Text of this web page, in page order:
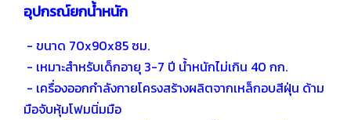
อุปกรณ์ยกน้ำหนัก
- ขนาด 70x90x85 ซม.
- เหมาะสำหรับเด็กอายุ 3-7 ปี น้ำหนักไม่เกิน 40 กก.
- เครื่องออกกำลังกายโครงสร้างผลิตจากเหล็กอบสีฝุ่น ด้าม
มือจับหุ้มโฟมนิ่มมือ